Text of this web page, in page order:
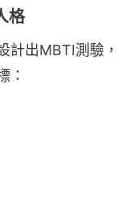
格
計出MBTI測驗，
：